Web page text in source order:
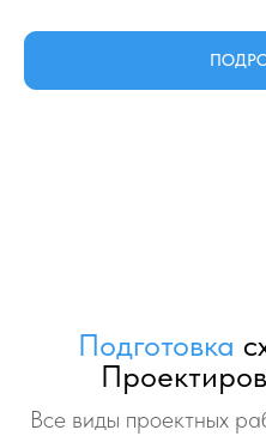
Подготовка
Все виды проектных